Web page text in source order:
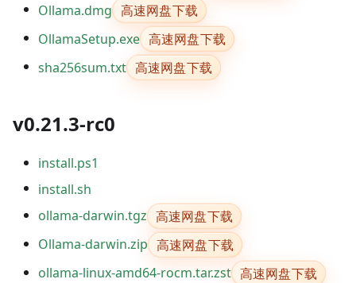
Ollama.dmg 高速网盘下载
OllamaSetup.exe 高速网盘下载
sha256sum.txt 高速网盘下载
v0.21.3-rc0
install.ps1
install.sh
ollama-darwin.tgz 高速网盘下载
Ollama-darwin.zip 高速网盘下载
ollama-linux-amd64-rocm.tar.zst 高速网盘下载